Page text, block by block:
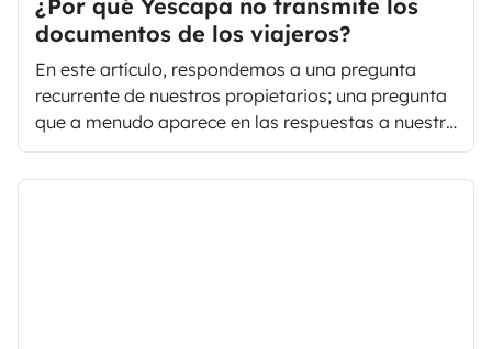
¿Por qué Yescapa no transmite los
documentos de los viajeros?
En este artículo, respondemos a una pregunta
recurrente de nuestros propietarios; una pregunta
que a menudo aparece en las respuestas a nuestra
encuesta anual y en los comentarios tras el
alquiler.